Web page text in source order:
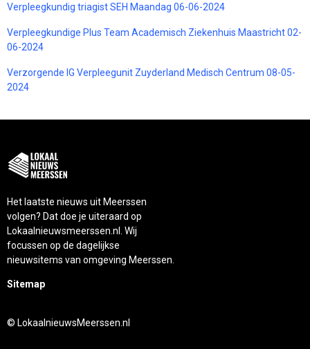
Verpleegkundig triagist SEH Maandag 06-06-2024
Verpleegkundige Plus Team Academisch Ziekenhuis Maastricht 02-
06-2024
Verzorgende IG Verpleegunit Zuyderland Medisch Centrum 08-05-
2024
Het laatste nieuws uit Meerssen
volgen? Dat doe je uiteraard op
Lokaalnieuwsmeerssen.nl. Wij
focussen op de dagelijkse
nieuwsitems van omgeving Meerssen.
Sitemap
© LokaalnieuwsMeerssen.nl